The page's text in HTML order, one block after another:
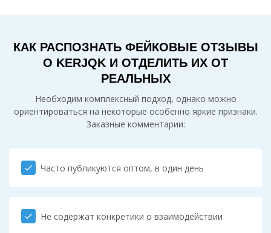
КАК РАСПОЗНАТЬ ФЕЙКОВЫЕ ОТЗЫВЫ
О KERJQK И ОТДЕЛИТЬ ИХ ОТ
РЕАЛЬНЫХ
Необходим комплексный подход, однако можно
ориентироваться на некоторые особенно яркие признаки.
Заказные комментарии:
check Часто публикуются оптом, в один день
check Не содержат конкретики о взаимодействии